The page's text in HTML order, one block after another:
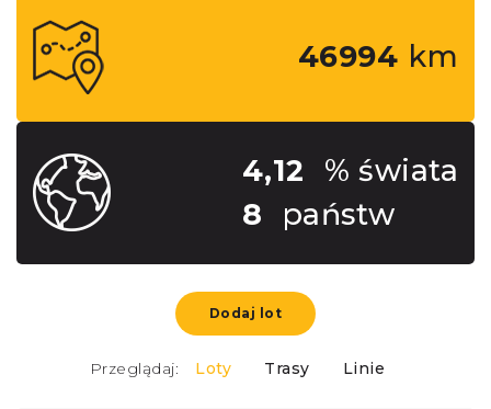
46994 km
4,12
% świata
8
państw
Dodaj lot
Przeglądaj: Loty Trasy Linie